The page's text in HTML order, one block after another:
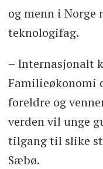
og menn i Norge
teknologifag.
– Internasjonalt
Familieøkonomi
foreldre og
verden vil unge
tilgang til slike
Sæbø.